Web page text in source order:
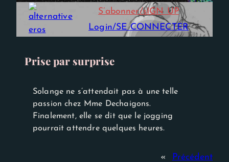
S’abonner/sIGN UP
Login/SE CONNECTER
Prise par surprise
Solange ne s’attendait pas à une telle
passion chez Mme Dechaigons.
Finalement, elle se dit que le jogging
pourrait attendre quelques heures.
«
Précédent
Experience
Afin que notre
site Web
fonctionne
aussi bien que
de votre
visite. Si vous
certaines
fonctionnalités
disparaîtront
du site Web.